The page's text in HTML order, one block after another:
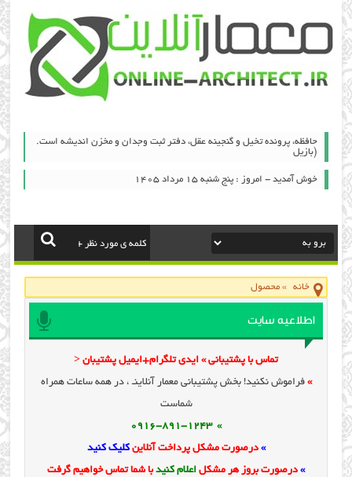
حافظه، پرونده تخيل و گنجينه عقل، دفتر ثبت وجدان و مخزن انديشه است.
(بازيل
خوش آمدید - امروز : پنج شنبه ۱۵ مرداد ۱۴۰۵
خانه »محصول
اطلاعیه سایت
تماس با پشتیبانی » ایدی تلگرام+ایمیل پشتیبان <
» فراموش نکنید! بخش پشتیبانی معمار آنلاینـ ، در همه ساعات همراه
شماست
» 0916-891-1243
» درصورت مشکل پرداخت آنلاینکلیک کنید
» درصورت بروز هر مشکل اعلام کنیدبا شما تماس خواهیم گرفت